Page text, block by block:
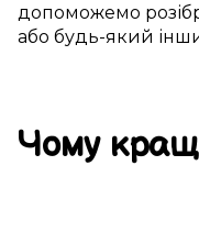
допоможемо
або будь-який
Чому